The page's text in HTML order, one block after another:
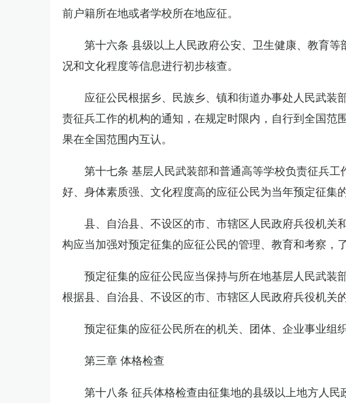
前户籍所在地或者学校所在地应征。
第十六条 县级以上人民政府公安、卫生健康、教育
况和文化程度等信息进行初步核查。
应征公民根据乡、民族乡、镇和街道办事处人民武
责征兵工作的机构的通知，在规定时限内，自行到全国
果在全国范围内互认。
第十七条 基层人民武装部和普通高等学校负责征兵
好、身体素质强、文化程度高的应征公民为当年预定征集
县、自治县、不设区的市、市辖区人民政府兵役机
构应当加强对预定征集的应征公民的管理、教育和考察，
预定征集的应征公民应当保持与所在地基层人民武
根据县、自治县、不设区的市、市辖区人民政府兵役机关
预定征集的应征公民所在的机关、团体、企业事业组
第三章 体格检查
第十八条 征兵体格检查由征集地的县级以上地方人